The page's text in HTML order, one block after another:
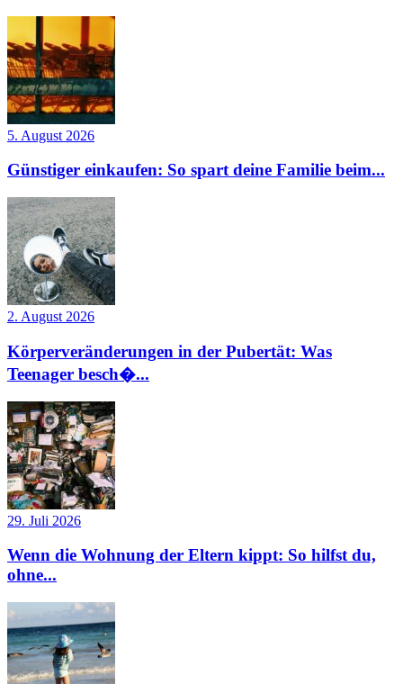
5. August 2026
Günstiger einkaufen: So spart deine Familie beim...
2. August 2026
Körperveränderungen in der Pubertät: Was
Teenager besch�...
29. Juli 2026
Wenn die Wohnung der Eltern kippt: So hilfst du,
ohne...